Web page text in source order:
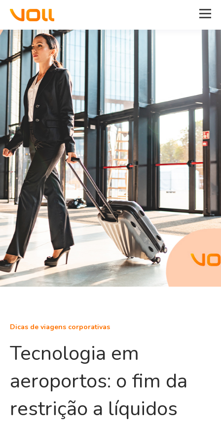
Dicas de viagens corporativas
Tecnologia em
aeroportos: o fim da
restrição a líquidos